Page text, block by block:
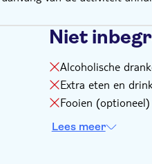
Niet
Alcoholische
Extra eten en
Fooien (optioneel)
Lees meer